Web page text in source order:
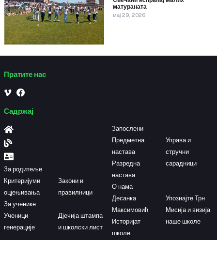
матураната
мај 29, 2026
Пратите нас
Садржај
За родитеље
Критеријуми
оцјењивања
Закони и
правилници
За ученике
Ученици
генерације
Дјечија штампа
и школски лист
Запослени
Предметна
настава
Разредна
настава
Управа и
стручни
сарадници
О нама
Десанка
Максимовић
Историјат
школе
Упознајте Трн
Мисија и визија
наше школе